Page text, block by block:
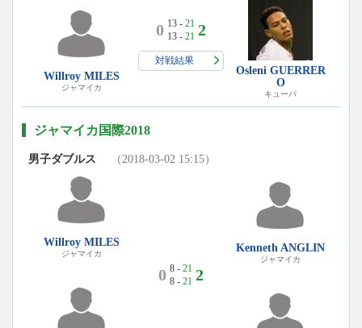
Willroy MILES
ジャマイカ
0 13 - 21
13 - 21 2
対戦結果
Osleni GUERRER
O
キューバ
ジャマイカ国際2018
男子ダブルス （2018-03-02 15:15）
Willroy MILES
ジャマイカ
0 8 - 21
8 - 21 2
Kenneth ANGLIN
ジャマイカ